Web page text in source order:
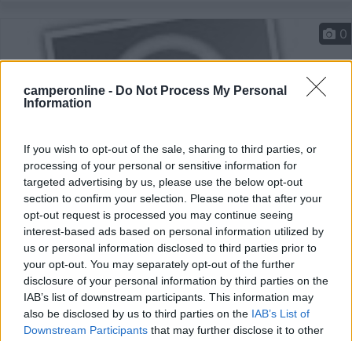
camperonline - Do Not Process My Personal
Information
If you wish to opt-out of the sale, sharing to third parties, or
processing of your personal or sensitive information for
targeted advertising by us, please use the below opt-out
section to confirm your selection. Please note that after your
opt-out request is processed you may continue seeing
interest-based ads based on personal information utilized by
us or personal information disclosed to third parties prior to
your opt-out. You may separately opt-out of the further
disclosure of your personal information by third parties on the
IAB’s list of downstream participants. This information may
also be disclosed by us to third parties on the IAB’s List of
Downstream Participants that may further disclose it to other
Area di sosta (PS)
0
Parcheggio
3,5 2
Servizi / Posizione